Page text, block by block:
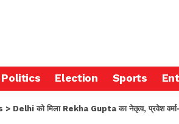
Politics Election Sports
> Delhi को मिला Rekha Gupta का नेतृत्व, प्रवेश